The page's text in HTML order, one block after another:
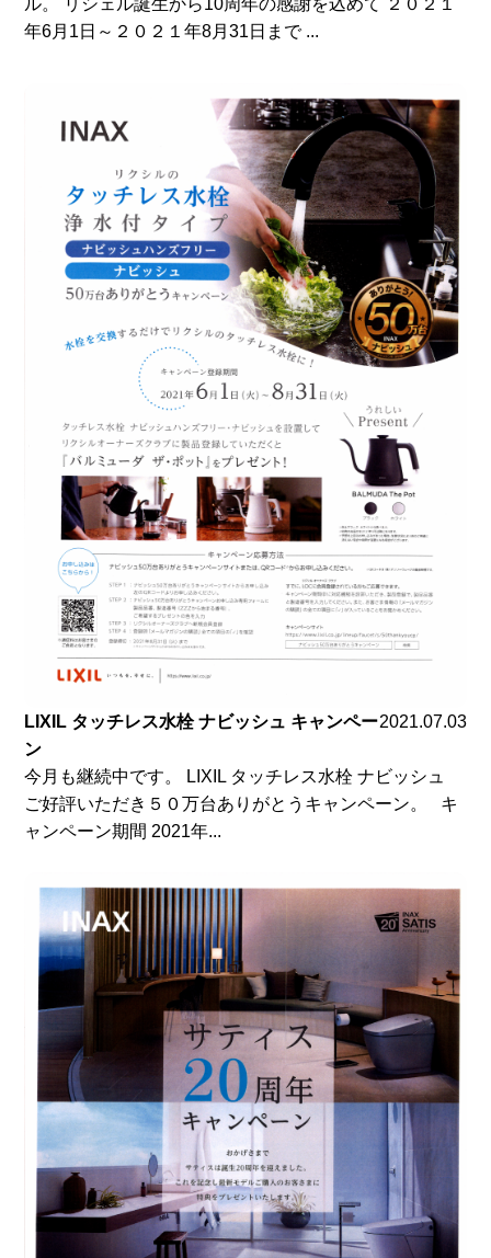
ル。 リシェル誕生から10周年の感謝を込めて ２０２１
年6月1日～２０２１年8月31日まで ...
LIXIL タッチレス水栓 ナビッシュ キャンペー
ン
2021.07.03
今月も継続中です。 LIXIL タッチレス水栓 ナビッシュ
ご好評いただき５０万台ありがとうキャンペーン。 キ
ャンペーン期間 2021年...